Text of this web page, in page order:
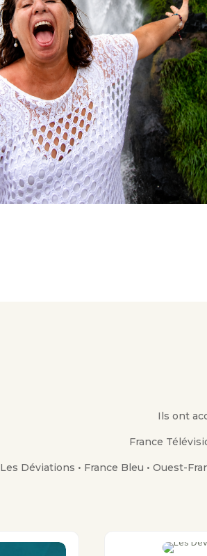
Ils ont
France
Les Déviations • France Bleu • Ouest-